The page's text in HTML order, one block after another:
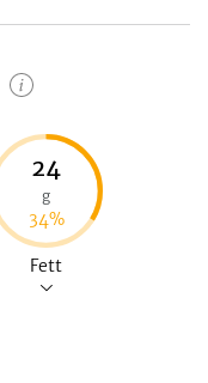
24
g
34%
Fett